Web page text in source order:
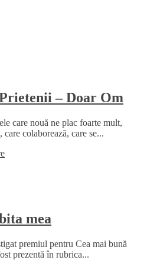
– Doar Om
care nouă ne plac foarte mult,
colaborează, care se...
mea
premiul pentru Cea mai bună
prezentă în rubrica...